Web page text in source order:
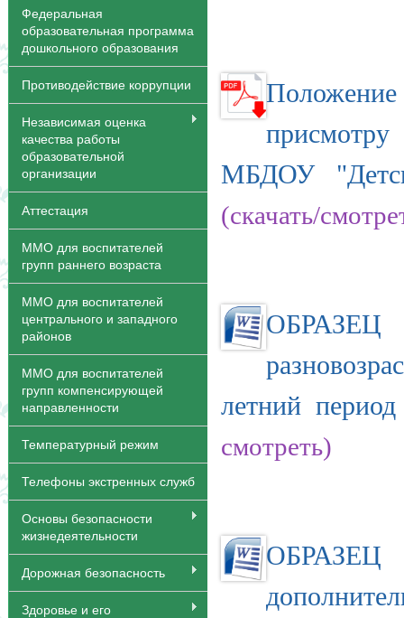
Федеральная
образовательная программа
дошкольного образования
Противодействие коррупции
Независимая оценка
качества работы
образовательной
организации
Аттестация
ММО для воспитателей
групп раннего возраста
ММО для воспитателей
центрального и западного
районов
ММО для воспитателей
групп компенсирующей
направленности
Температурный режим
Телефоны экстренных служб
Основы безопасности
жизнедеятельности
Дорожная безопасность
Здоровье и его
Положение
МБДОУ
(скачать/
летний
смотреть)
ОБРАЗЕЦ